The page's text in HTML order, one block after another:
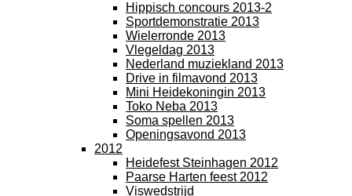
Hippisch concours 2013-2
Sportdemonstratie 2013
Wielerronde 2013
Vlegeldag 2013
Nederland muziekland 2013
Drive in filmavond 2013
Mini Heidekoningin 2013
Toko Neba 2013
Soma spellen 2013
Openingsavond 2013
2012
Heidefest Steinhagen 2012
Paarse Harten feest 2012
Viswedstrijd